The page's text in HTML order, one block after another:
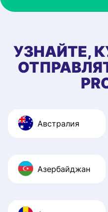
УЗНАЙТЕ,
Австралия
Азербайджан